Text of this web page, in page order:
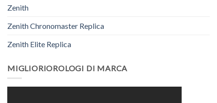
Zenith
Zenith Chronomaster Replica
Zenith Elite Replica
MIGLIORIOROLOGI DI MARCA